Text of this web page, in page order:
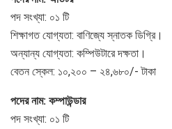
পদ সংখ্যা: ০১ টি
শিক্ষাগত যোগ্যতা: বাণিজ্যে স্নাতক ডিগ্রি।
অন্যান্য যোগ্যতা: কম্পিউটারে দক্ষতা।
বেতন স্কেল: ১০,২০০ – ২৪,৬৮০/- টাকা
পদের নাম: কম্পাউন্ডার
পদ সংখ্যা: ০১ টি